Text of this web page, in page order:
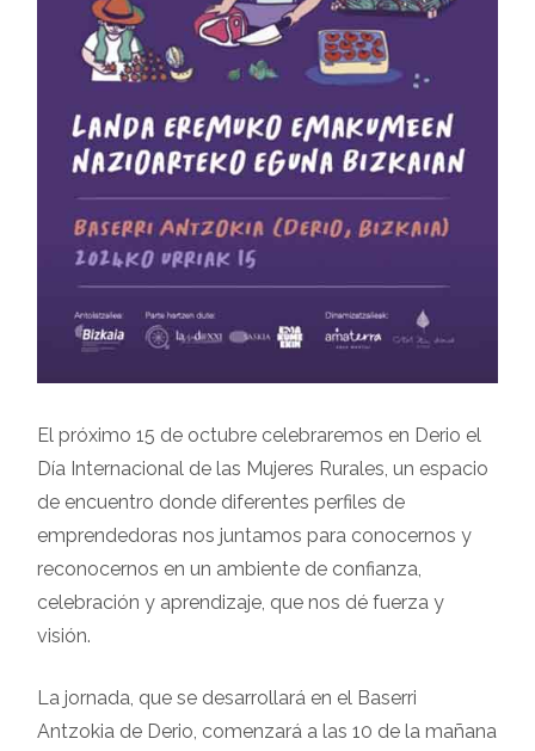
El próximo 15 de octubre celebraremos en Derio el
Día Internacional de las Mujeres Rurales, un espacio
de encuentro donde diferentes perfiles de
emprendedoras nos juntamos para conocernos y
reconocernos en un ambiente de confianza,
celebración y aprendizaje, que nos dé fuerza y
visión.
La jornada, que se desarrollará en el Baserri
Antzokia de Derio, comenzará a las 10 de la mañana